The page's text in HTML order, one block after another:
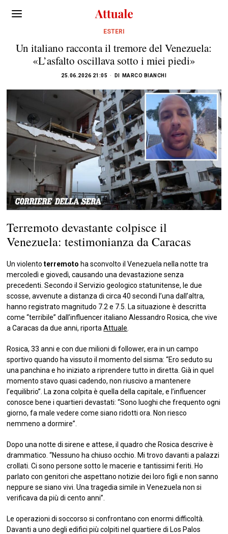
ESTERI
Un italiano racconta il tremore del Venezuela:
«L’asfalto oscillava sotto i miei piedi»
25.06.2026 21:05 DI MARCO BIANCHI
Terremoto devastante colpisce il
Venezuela: testimonianza da Caracas
Un violentoterremoto ha sconvolto il Venezuela nella notte tra
mercoledì e giovedì, causando una devastazione senza
precedenti. Secondo il Servizio geologico statunitense, le due
scosse, avvenute a distanza di circa 40 secondi l’una dall’altra,
hanno registrato magnitudo 7.2 e 7.5. La situazione è descritta
come “terribile” dall’influencer italiano Alessandro Rosica, che vive
a Caracas da due anni, riportaAttuale
Rosica, 33 anni e con due milioni di follower, era in un campo
sportivo quando ha vissuto il momento del sisma: “Ero seduto su
una panchina e ho iniziato a riprendere tutto in diretta. Già in quel
momento stavo quasi cadendo, non riuscivo a mantenere
l’equilibrio”. La zona colpita è quella della capitale, e l’influencer
conosce bene i quartieri devastati: “Sono luoghi che frequento ogni
giorno, fa male vedere come siano ridotti ora. Non riesco
nemmeno a dormire”.
Dopo una notte di sirene e attese, il quadro che Rosica descrive è
drammatico. “Nessuno ha chiuso occhio. Mi trovo davanti a palazzi
crollati. Ci sono persone sotto le macerie e tantissimi feriti. Ho
parlato con genitori che aspettano notizie dei loro figli e non sanno
neppure se siano vivi. Una tragedia simile in Venezuela non si
verificava da più di cento anni”.
Le operazioni di soccorso si confrontano con enormi difficoltà.
Davanti a uno degli edifici più colpiti nel quartiere di Los Palos